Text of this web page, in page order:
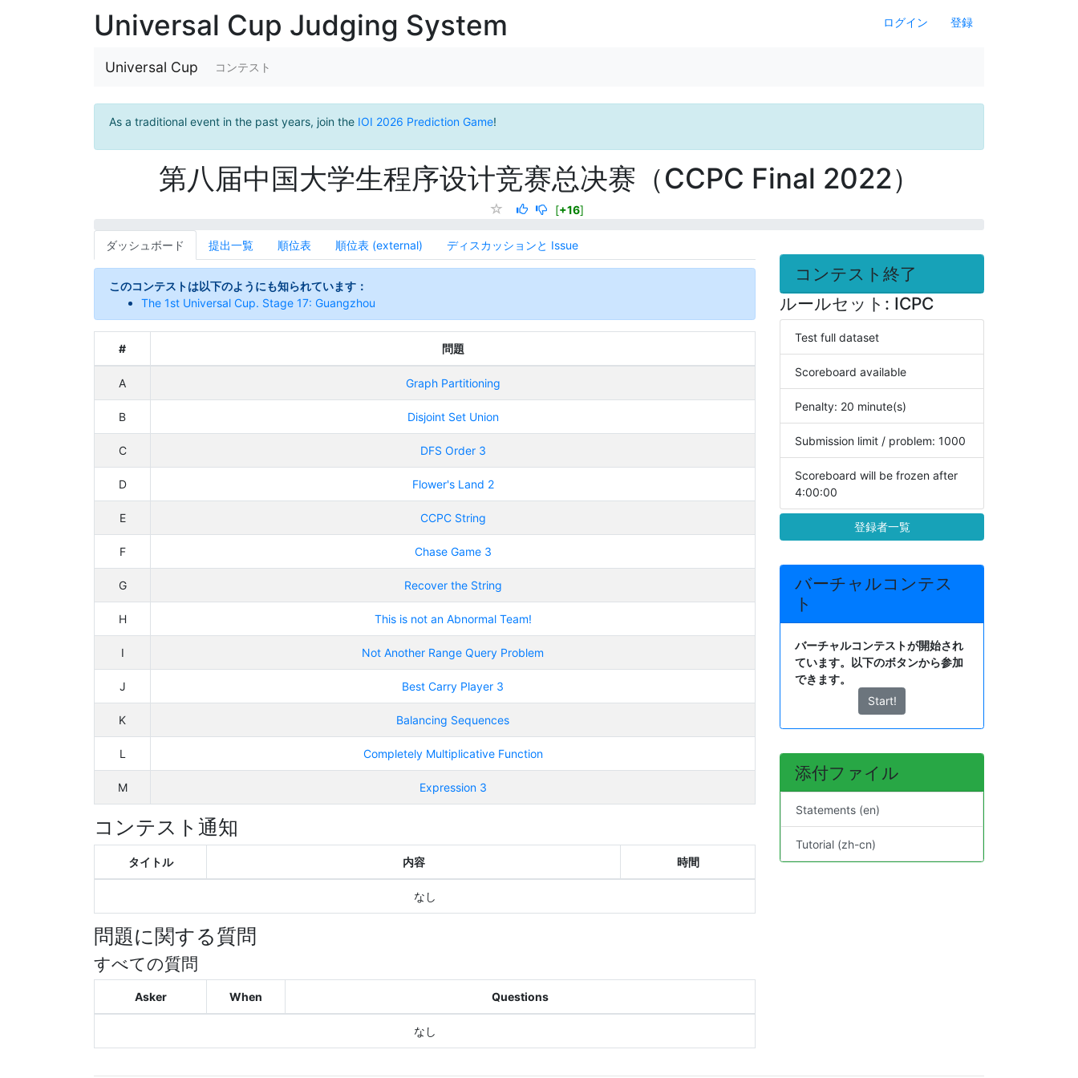
ログイン 登録
Universal Cup Judging System
Universal Cup コンテスト
As a traditional event in the past years, join the IOI 2026 Prediction Game!
第八届中国大学生程序设计竞赛总决赛（CCPC Final 2022）
[+16]
ダッシュボード 提出一覧 順位表 順位表 (external) ディスカッションと Issue
このコンテストは以下のようにも知られています：
The 1st Universal Cup. Stage 17: Guangzhou
# 問題
A Graph Partitioning
B Disjoint Set Union
C DFS Order 3
D Flower's Land 2
E CCPC String
F Chase Game 3
G Recover the String
H This is not an Abnormal Team!
I Not Another Range Query Problem
J Best Carry Player 3
K Balancing Sequences
L Completely Multiplicative Function
M Expression 3
コンテスト通知
タイトル 内容 時間
なし
問題に関する質問
すべての質問
Asker When Questions
なし
コンテスト終了
ルールセット: ICPC
Test full dataset
Scoreboard available
Penalty: 20 minute(s)
Submission limit / problem: 1000
Scoreboard will be frozen after
4:00:00
登録者一覧
バーチャルコンテス
ト
バーチャルコンテストが開始され
ています。以下のボタンから参加
できます。
Start!
添付ファイル
Statements (en)
Tutorial (zh-cn)